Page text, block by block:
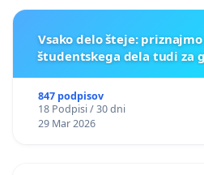
Vsako delo šteje:
študentskega dela tudi za
847 podpisov
18 Podpisi / 30 dni
29 Mar 2026